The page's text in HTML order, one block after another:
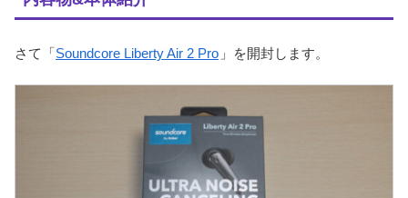
さて「Soundcore Liberty Air 2 Pro 」を開封します。